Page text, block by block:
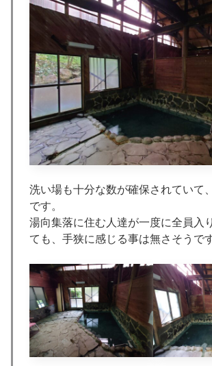
洗い場も十分な数が確保されていて
です。
湯向集落に住む人達が一度に全員入
ても、手狭に感じる事は無さそうで